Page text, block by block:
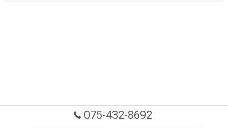
075-432-8692